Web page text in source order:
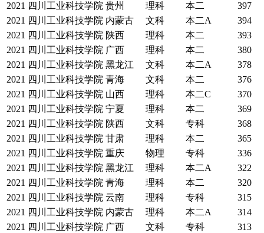
2021 四川工业科技学院 贵州 理科 本二
397
2021 四川工业科技学院 内蒙古 文科 本二A
394
2021 四川工业科技学院 陕西 理科 本二
393
2021 四川工业科技学院 广西 理科 本二
380
2021 四川工业科技学院 黑龙江 文科 本二A
378
2021 四川工业科技学院 青海 文科 本二
376
2021 四川工业科技学院 山西 理科 本二C
370
2021 四川工业科技学院 宁夏 理科 本二
369
2021 四川工业科技学院 陕西 文科 专科
368
2021 四川工业科技学院 甘肃 理科 本二
365
2021 四川工业科技学院 重庆 物理 专科
336
2021 四川工业科技学院 黑龙江 理科 本二A
322
2021 四川工业科技学院 青海 理科 本二
320
2021 四川工业科技学院 云南 理科 专科
315
2021 四川工业科技学院 内蒙古 理科 本二A
314
2021 四川工业科技学院 广西 文科 专科
313